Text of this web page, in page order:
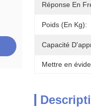
Réponse En
Poids (en Kg):
Capacité
Mettre en